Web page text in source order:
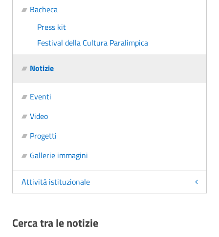
Bacheca
Press kit
Festival della Cultura Paralimpica
Notizie
Eventi
Video
Progetti
Gallerie immagini
Attività istituzionale
Cerca tra le notizie